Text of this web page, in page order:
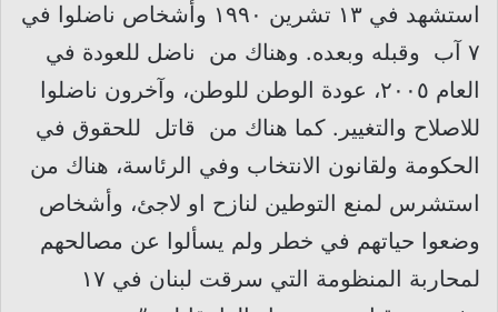
استشهد في ١٣ تشرين ١٩٩٠ وأشخاص ناضلوا في
٧ آب وقبله وبعده. وهناك من ناضل للعودة في
العام ٢٠٠٥، عودة الوطن للوطن، وآخرون ناضلوا
للاصلاح والتغيير. كما هناك من قاتل للحقوق في
الحكومة ولقانون الانتخاب وفي الرئاسة، هناك من
استشرس لمنع التوطين لنازح او لاجئ، وأشخاص
وضعوا حياتهم في خطر ولم يسألوا عن مصالحهم
لمحاربة المنظومة التي سرقت لبنان في ١٧